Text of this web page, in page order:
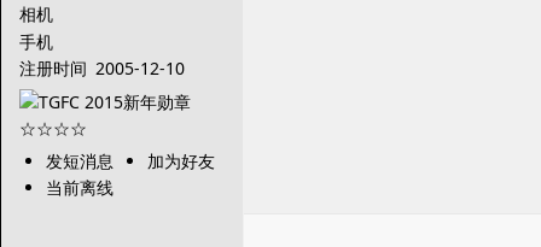
相机
手机
注册时间 2005-12-10
发短消息
加为好友
当前离线